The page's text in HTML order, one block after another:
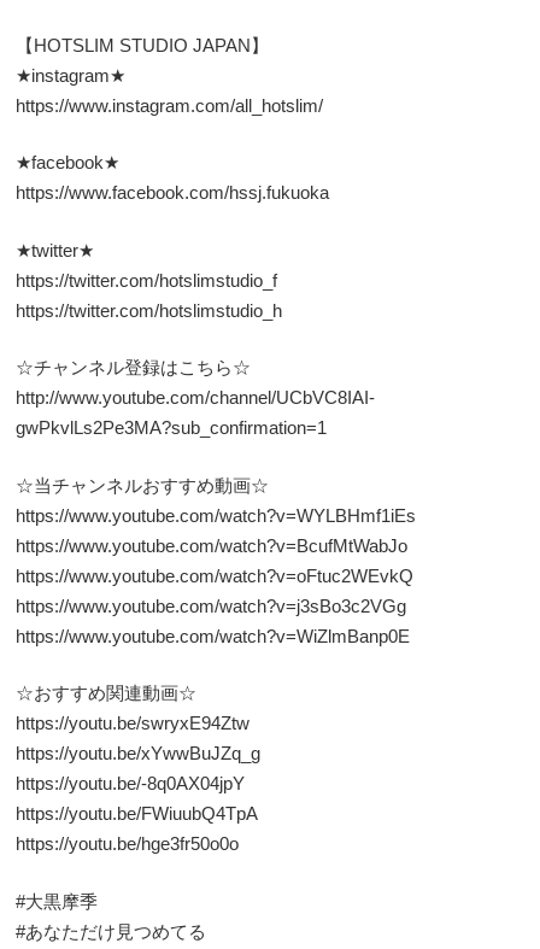
【HOTSLIM STUDIO JAPAN】
★instagram★
https://www.instagram.com/all_hotslim/
★facebook★
https://www.facebook.com/hssj.fukuoka
★twitter★
https://twitter.com/hotslimstudio_f
https://twitter.com/hotslimstudio_h
☆チャンネル登録はこちら☆
http://www.youtube.com/channel/UCbVC8IAI-
gwPkvlLs2Pe3MA?sub_confirmation=1
☆当チャンネルおすすめ動画☆
https://www.youtube.com/watch?v=WYLBHmf1iEs
https://www.youtube.com/watch?v=BcufMtWabJo
https://www.youtube.com/watch?v=oFtuc2WEvkQ
https://www.youtube.com/watch?v=j3sBo3c2VGg
https://www.youtube.com/watch?v=WiZlmBanp0E
☆おすすめ関連動画☆
https://youtu.be/swryxE94Ztw
https://youtu.be/xYwwBuJZq_g
https://youtu.be/-8q0AX04jpY
https://youtu.be/FWiuubQ4TpA
https://youtu.be/hge3fr50o0o
#大黒摩季
#あなただけ見つめてる